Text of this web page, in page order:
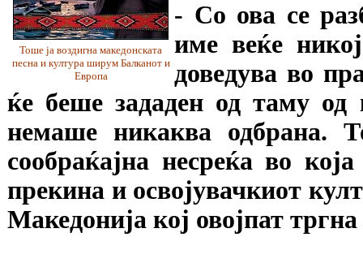
Тоше ја воздигна македонската
песна и култура ширум Балканот и
Европа
- Со ова се
име веќе
доведува во
ќе беше зададен од таму од
немаше никаква одбрана.
сообраќајна несреќа во
прекина и освојувачкиот
Македонија кој овојпат